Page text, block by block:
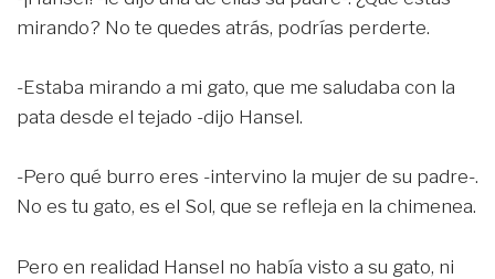
mirando? No te quedes atrás, podrías perderte.
-Estaba mirando a mi gato, que me saludaba con la
pata desde el tejado -dijo Hansel.
-Pero qué burro eres -intervino la mujer de su padre-.
No es tu gato, es el Sol, que se refleja en la chimenea.
Pero en realidad Hansel no había visto a su gato, ni